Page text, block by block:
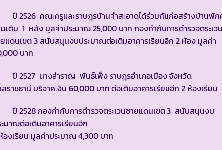
คณะครูและราษฎรบ้านคำสะอาดได้ร่วมกันก่อสร้างบ้านพัก
เติม 1 หลัง มูลค่าประมาณ 25,000 บาท กองกำกับการตำรวจตระเวน
แดนเขต 3 สนับสนุนงบประมาณต่อเติมอาคารเรียนอีก 2 ห้อง มูลค่า
บาท
นางสำราญ พันธ์เพ็ง ราษฎรอำเภอเมือง จังหวัด
ราชธานี บริจาคเงิน 60,000 บาท ต่อเติมอาคารเรียนอีก 2 ห้องเรียน
กองกำกับการตำรวจตระเวนชายแดนเขต 3 สนับสนุนงบ
มาณต่อเติมอาคารเรียนอีก
องเรียน มูลค่าประมาณ 4,300 บาท